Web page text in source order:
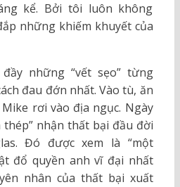
kể. Bởi tôi luôn không
những khiếm khuyết của
những “vết sẹo” từng
đau đớn nhất. Vào tù, ăn
rơi vào địa ngục. Ngày
thép” nhận thất bại đầu đời
Đó được xem là “một
đổ quyền anh vĩ đại nhất
nhân của thất bại xuất